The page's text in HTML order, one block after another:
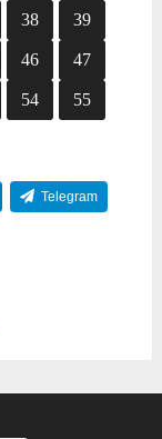
38 39
46 47
54 55
Telegram